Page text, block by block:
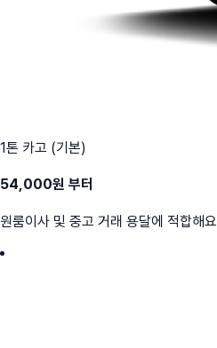
1톤 카고 (기본)
54,000원 부터
원룸이사 및 중고 거래 용달에 적합해요